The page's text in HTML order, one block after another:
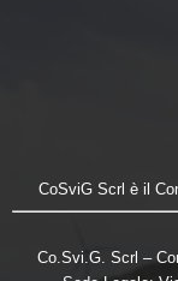
CoSviG Scrl è il
Co.Svi.G. Scrl –